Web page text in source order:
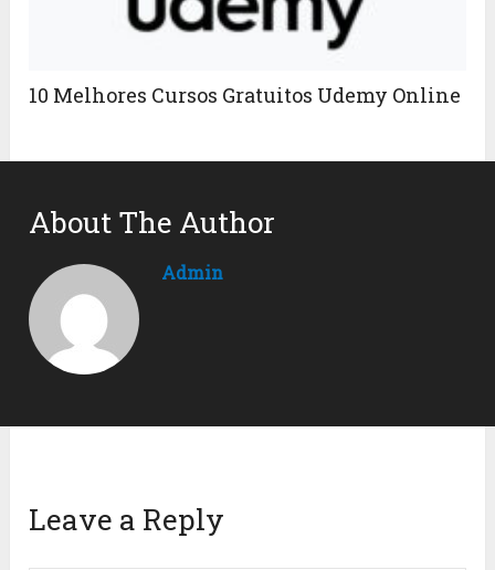
10 Melhores Cursos Gratuitos Udemy Online
About The Author
Admin
Leave a Reply